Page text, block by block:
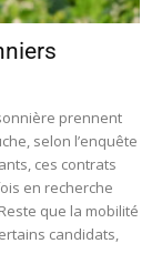
prennent
selon l’enquête
ces contrats
en recherche
que la mobilité
candidats,